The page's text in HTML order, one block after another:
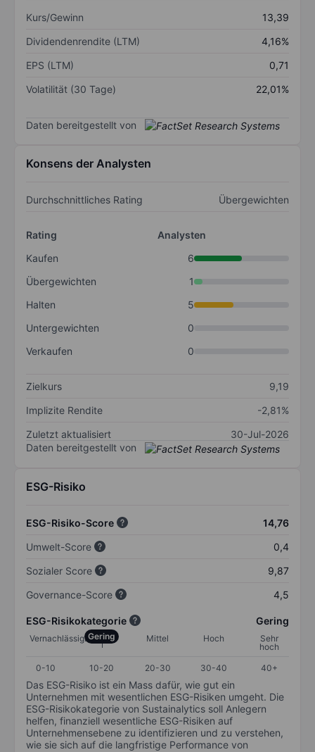
Kurs/Gewinn
13,39
Dividendenrendite (LTM)
4,16%
EPS (LTM)
0,71
Volatilität (30 Tage)
22,01%
Daten bereitgestellt von
Konsens der Analysten
Durchschnittliches Rating Übergewichten
Rating
Analysten
Kaufen
6
Übergewichten
1
Halten
5
Untergewichten
0
Verkaufen
0
Zielkurs
9,19
Implizite Rendite
-2,81%
Zuletzt aktualisiert
30-Jul-2026
Daten bereitgestellt von
ESG-Risiko
ESG-Risiko-Score
14,76
Umwelt-Score
0,4
Sozialer Score
9,87
Governance-Score
4,5
ESG-Risikokategorie Gering
VernachlässigbarGering Mittel Hoch
Sehr
hoch
0-10
10-20 20-30 30-40 40+
Das ESG-Risiko ist ein Mass dafür, wie gut ein
Unternehmen mit wesentlichen ESG-Risiken umgeht. Die
ESG-Risikokategorie von Sustainalytics soll Anlegern
helfen, finanziell wesentliche ESG-Risiken auf
Unternehmensebene zu identifizieren und zu verstehen,
wie sie sich auf die langfristige Performance von